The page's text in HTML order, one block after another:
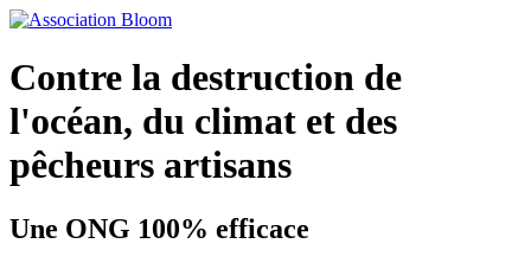
Contre la destruction de
l'océan, du climat et des
pêcheurs artisans
Une ONG 100% efficace